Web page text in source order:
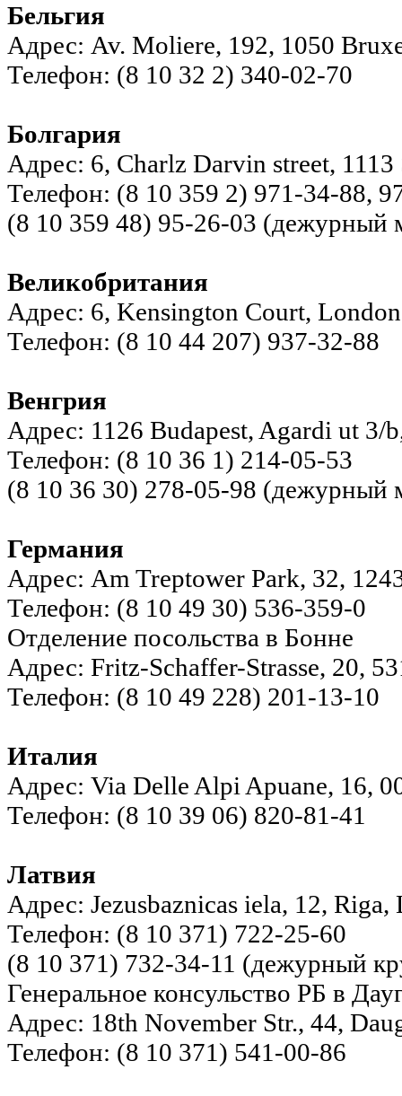
Бельгия
Адрес: Av. Moliere, 192, 1050
Телефон: (8 10 32 2) 340-02-70
Болгария
Адрес: 6, Charlz Darvin street,
Телефон: (8 10 359 2) 971-34-88,
(8 10 359 48) 95-26-03 (дежурный
Великобритания
Адрес: 6, Kensington Court,
Телефон: (8 10 44 207) 937-32-88
Венгрия
Адрес: 1126 Budapest, Agardi ut 3/
Телефон: (8 10 36 1) 214-05-53
(8 10 36 30) 278-05-98 (дежурный
Германия
Адрес: Am Treptower Park, 32,
Телефон: (8 10 49 30) 536-359-0
Отделение посольства в Бонне
Адрес: Fritz-Schaffer-Strasse, 20,
Телефон: (8 10 49 228) 201-13-10
Италия
Адрес: Via Delle Alpi Apuane, 16,
Телефон: (8 10 39 06) 820-81-41
Латвия
Адрес: Jezusbaznicas iela, 12,
Телефон: (8 10 371) 722-25-60
(8 10 371) 732-34-11 (дежурный
Генеральное консульство РБ в
Адрес: 18th November Str., 44,
Телефон: (8 10 371) 541-00-86